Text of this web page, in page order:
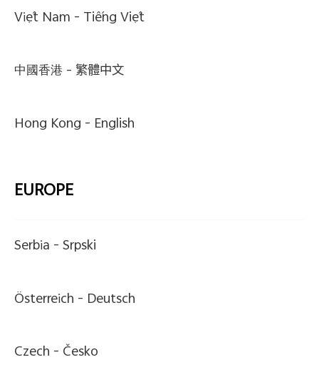
Việt Nam - Tiếng Việt
中國香港 -繁體中文
Hong Kong - English
EUROPE
Serbia -Srpski
Österreich - Deutsch
Czech - Česko